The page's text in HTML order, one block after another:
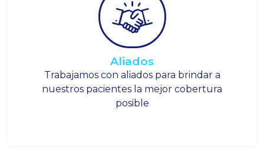
Aliados
Trabajamos con aliados para brindar a
nuestros pacientes la mejor cobertura
posible